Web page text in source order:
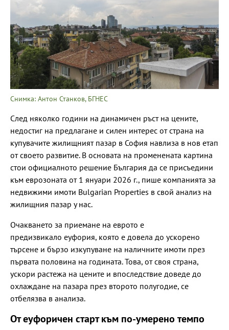
Снимка: Антон Станков, БГНЕС
След няколко години на динамичен ръст на цените,
недостиг на предлагане и силен интерес от страна на
купувачите жилищният пазар в София навлиза в нов етап
от своето развитие. В основата на променената картина
стои официалното решение България да се присъедини
към еврозоната от 1 януари 2026 г., пише компанията за
недвижими имоти Bulgarian Properties в свой анализ на
жилищния пазар у нас.
Очакването за приемане на еврото е
предизвикало еуфория, която е довела до ускорено
търсене и бързо изкупуване на наличните имоти през
първата половина на годината. Това, от своя страна,
ускори растежа на цените и впоследствие доведе до
охлаждане на пазара през второто полугодие, се
отбелязва в анализа.
От еуфоричен старт към по-умерено темпо